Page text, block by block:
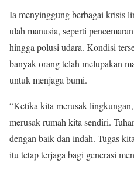
Ia menyinggung berbagai krisis
ulah manusia, seperti
hingga polusi udara. Kondisi
banyak orang telah melupakan
untuk menjaga bumi.
“Ketika kita merusak
merusak rumah kita sendiri.
dengan baik dan indah. Tugas
itu tetap terjaga bagi generasi